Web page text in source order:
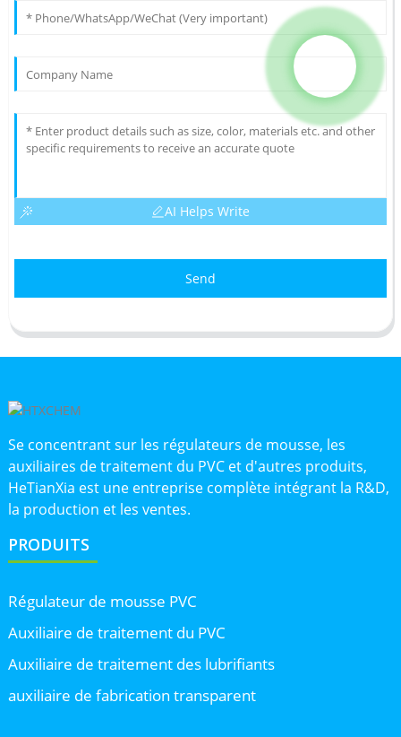
AI Helps Write
Send
Se concentrant sur les régulateurs de mousse, les
auxiliaires de traitement du PVC et d'autres produits,
HeTianXia est une entreprise complète intégrant la R&D,
la production et les ventes.
PRODUITS
Régulateur de mousse PVC
Auxiliaire de traitement du PVC
Auxiliaire de traitement des lubrifiants
auxiliaire de fabrication transparent